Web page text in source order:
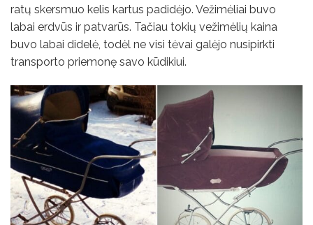
ratų skersmuo kelis kartus padidėjo. Vežimėliai buvo
labai erdvūs ir patvarūs. Tačiau tokių vežimėlių kaina
buvo labai didelė, todėl ne visi tėvai galėjo nusipirkti
transporto priemonę savo kūdikiui.